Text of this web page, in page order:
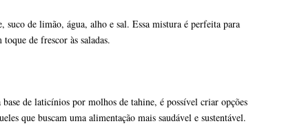
de limão, água, alho e sal. Essa mistura é perfeita para
de frescor às saladas.
de laticínios por molhos de tahine, é possível criar opções
que buscam uma alimentação mais saudável e sustentável.